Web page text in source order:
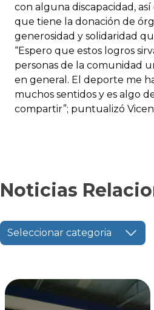
con alguna discapacidad,
que tiene la donación de
generosidad y solidaridad
“Espero que estos logros
personas de la comunidad
en general. El deporte me
muchos sentidos y es algo
compartir”; puntualizó
Noticias
Seleccionar categoria